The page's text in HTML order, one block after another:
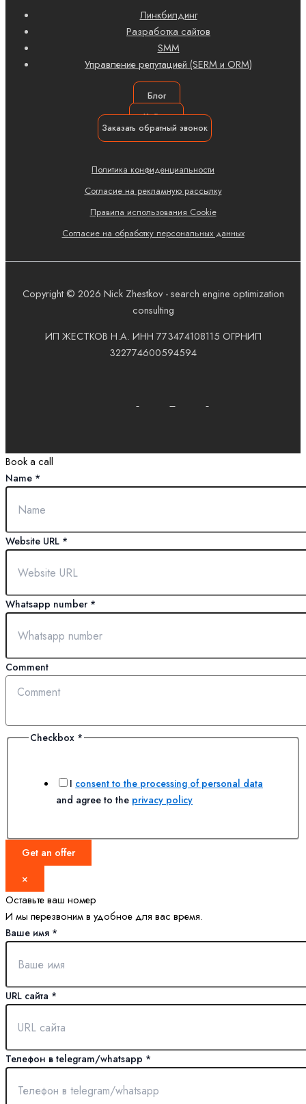
Линкбилдинг
Разработка сайтов
SMM
Управление репутацией (SERM и ORM)
Блог
Кейсы
Заказать обратный звонок
Политика конфиденциальности
Согласие на рекламную рассылку
Правила использования Cookie
Согласие на обработку персональных данных
Copyright © 2026 Nick Zhestkov - search engine optimization
consulting
ИП ЖЕСТКОВ Н.A. ИНН 773474108115 ОГРНИП
322774600594594
Book a call
Name *
Website URL *
Whatsapp number *
Comment
Checkbox *
I consent to the processing of personal data
and agree to the privacy policy
Get an offer
×
Оставьте ваш номер
И мы перезвоним в удобное для вас время.
Ваше имя *
URL сайта *
Телефон в telegram/whatsapp *